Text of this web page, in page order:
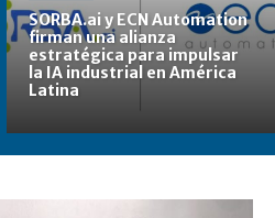
SORBA.ai y ECN Automation
firman una alianza
estratégica para impulsar
la IA industrial en América
Latina